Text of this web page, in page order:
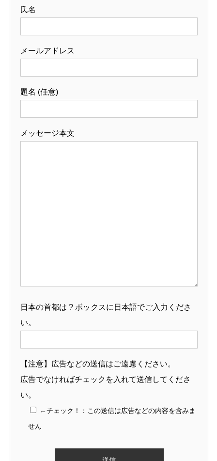
氏名
メールアドレス
題名 (任意)
メッセージ本文
日本の首都は ? ボックスに日本語でご入力くださ
い。
【注意】広告などの送信はご遠慮ください。
広告でなければチェックを入れて送信してくださ
い。
←チェック！：この送信は広告などの内容を含みま
せん